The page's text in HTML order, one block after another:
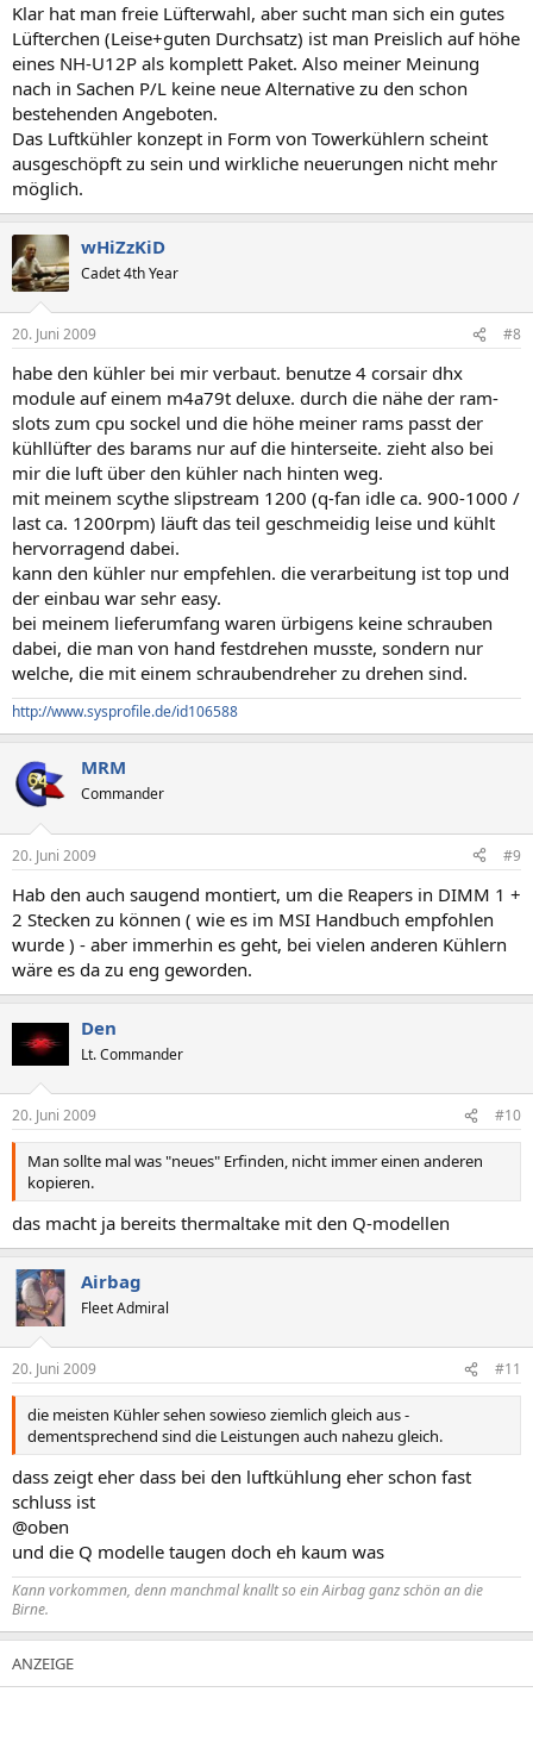
Klar hat man freie Lüfterwahl, aber sucht man sich ein gutes
Lüfterchen (Leise+guten Durchsatz) ist man Preislich auf höhe
eines NH-U12P als komplett Paket. Also meiner Meinung
nach in Sachen P/L keine neue Alternative zu den schon
bestehenden Angeboten.
Das Luftkühler konzept in Form von Towerkühlern scheint
ausgeschöpft zu sein und wirkliche neuerungen nicht mehr
möglich.
wHiZzKiD
Cadet 4th Year
20. Juni 2009 #8
habe den kühler bei mir verbaut. benutze 4 corsair dhx
module auf einem m4a79t deluxe. durch die nähe der ram-
slots zum cpu sockel und die höhe meiner rams passt der
kühllüfter des barams nur auf die hinterseite. zieht also bei
mir die luft über den kühler nach hinten weg.
mit meinem scythe slipstream 1200 (q-fan idle ca. 900-1000 /
last ca. 1200rpm) läuft das teil geschmeidig leise und kühlt
hervorragend dabei.
kann den kühler nur empfehlen. die verarbeitung ist top und
der einbau war sehr easy.
bei meinem lieferumfang waren ürbigens keine schrauben
dabei, die man von hand festdrehen musste, sondern nur
welche, die mit einem schraubendreher zu drehen sind.
http://www.sysprofile.de/id106588
MRM
Commander
20. Juni 2009 #9
Hab den auch saugend montiert, um die Reapers in DIMM 1 +
2 Stecken zu können ( wie es im MSI Handbuch empfohlen
wurde ) - aber immerhin es geht, bei vielen anderen Kühlern
wäre es da zu eng geworden.
Den
Lt. Commander
20. Juni 2009 #10
Man sollte mal was "neues" Erfinden, nicht immer einen anderen
kopieren.
das macht ja bereits thermaltake mit den Q-modellen
Airbag
Fleet Admiral
20. Juni 2009 #11
die meisten Kühler sehen sowieso ziemlich gleich aus -
dementsprechend sind die Leistungen auch nahezu gleich.
dass zeigt eher dass bei den luftkühlung eher schon fast
schluss ist
@oben
und die Q modelle taugen doch eh kaum was
Kann vorkommen, denn manchmal knallt so einAirbagganz schön an die
Birne.